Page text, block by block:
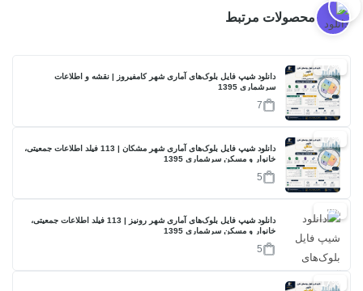
محصولات مرتبط
17%
دانلود شیپ فایل بلوک‌های آماری شهر کامفیروز | نقشه و اطلاعات
سرشماری 1395
7
17%
دانلود شیپ فایل بلوک‌های آماری شهر مشکان | 113 فیلد اطلاعات جمعیتی،
خانوار و مسکن سرشماری 1395
5
17%
دانلود شیپ فایل بلوک‌های آماری شهر رونیز | 113 فیلد اطلاعات جمعیتی،
خانوار و مسکن سرشماری 1395
5
17%